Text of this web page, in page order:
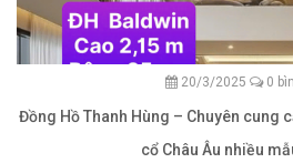
20/3/2025 0
Đồng Hồ Thanh Hùng – Chuyên cung
cổ Châu Âu nhiều